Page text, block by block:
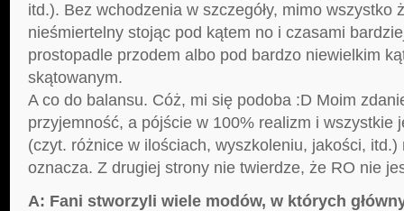
itd.). Bez wchodzenia w szczegóły, mimo wszystko
nieśmiertelny stojąc pod kątem no i czasami
prostopadle przodem albo pod bardzo niewielkim
skątowanym.
A co do balansu. Cóż, mi się podoba :D Moim
przyjemność, a pójście w 100% realizm i wszystkie
(czyt. różnice w ilościach, wyszkoleniu, jakości, itd.)
oznacza. Z drugiej strony nie twierdze, że RO nie
A: Fani stworzyli wiele modów, w których